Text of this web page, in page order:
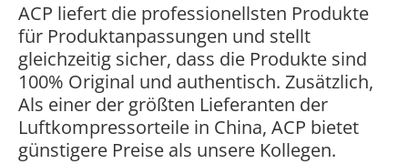
ACP liefert die professionellsten Produkte
für Produktanpassungen und stellt
gleichzeitig sicher, dass die Produkte sind
100% Original und authentisch. Zusätzlich,
Als einer der größten Lieferanten der
Luftkompressorteile in China, ACP bietet
günstigere Preise als unsere Kollegen.